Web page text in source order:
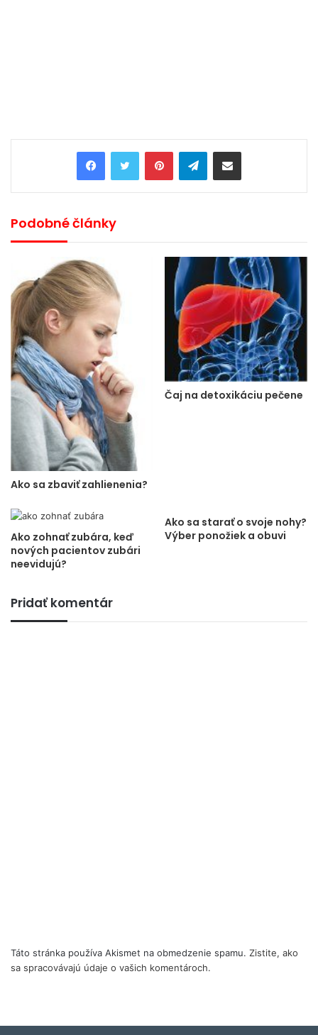
PinterestTelegramShare via Email
Podobné články
Ako sa zbaviť zahlienenia?
Čaj na detoxikáciu pečene
Ako zohnať zubára, keď
nových pacientov zubári
neevidujú?
Ako sa starať o svoje nohy?
Výber ponožiek a obuvi
Pridať komentár
Táto stránka používa Akismet na obmedzenie spamu. Zistite, ako
sa spracovávajú údaje o vašich komentároch.